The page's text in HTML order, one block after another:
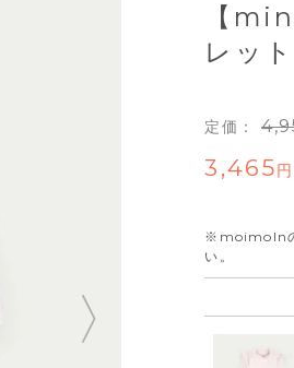
【
レッ
定価：
3,465
※moimolnの
い。